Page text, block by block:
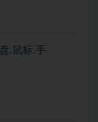
.鼠标.手